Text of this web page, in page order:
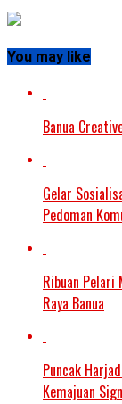
You may like
Banua
Gelar
Pedoman
Ribuan Pelari
Raya Banua
Puncak
Kemajuan